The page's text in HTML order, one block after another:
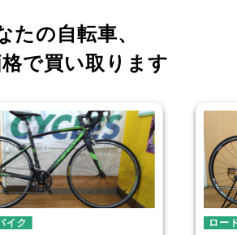
たの自転車、
で買い取ります
イク ロ